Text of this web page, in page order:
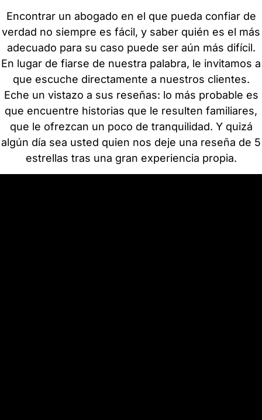
Encontrar un abogado en el que pueda confiar de
verdad no siempre es fácil, y saber quién es el más
adecuado para su caso puede ser aún más difícil.
En lugar de fiarse de nuestra palabra, le invitamos a
que escuche directamente a nuestros clientes.
Eche un vistazo a sus reseñas: lo más probable es
que encuentre historias que le resulten familiares,
que le ofrezcan un poco de tranquilidad. Y quizá
algún día sea usted quien nos deje una reseña de 5
estrellas tras una gran experiencia propia.